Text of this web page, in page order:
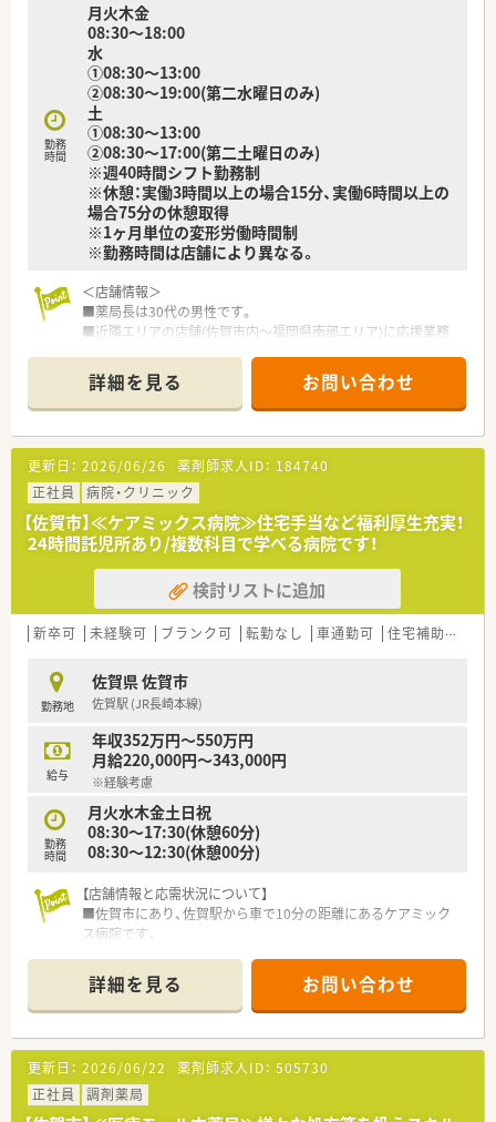
勤務
時間
月火木金
08:30～18:00
水
①08:30～13:00
②08:30～19:00(第二水曜日のみ)
土
①08:30～13:00
②08:30～17:00(第二土曜日のみ)
※週40時間シフト勤務制
※休憩：実働3時間以上の場合15分、実働6時間以上の
場合75分の休憩取得
※1ヶ月単位の変形労働時間制
※勤務時間は店舗により異なる。
＜店舗情報＞
■薬局長は30代の男性です。
■近隣エリアの店舗(佐賀市内～福岡県南部エリア)に応援業務
■残業はほぼありません。
■門前の小児科は2022年にOPENし、1日約30枚～多くて60枚の
処方箋がきています。
■早番や遅番などシフトを調整しており、原則週2日は終日お休
みが取れております。
■一類に関しての問い合わせがあった際に対応は必要ですが1日
1回あるかないか程度です。
■休憩は13:00～14:00に店舗が完全に閉まるためしっかり取れ
ます。
＜設備も充実＞
■監査システムなどの調剤設備も導入しており、リスクマネジ
メントも徹底しています。
機械化を進める事により、効率よいお仕事が可能となります。
＜研修制度＞
■充実した研修フォロー体制も好評です。
e-ラーニングの補助制度もあり資格取得に関しても
会社からのバックアップがございます。
＜法人特徴＞
■中国地方で業界最大規模のドラッグストア・調剤薬局を運営す
る企業です。
売上・利益・店舗数共に業界トップクラスです。
■年間で10店舗以上の新規出店を継続しており、
薬剤師の平均年齢は33歳です。
■調剤薬局部門では調剤業務（調剤・投薬・監査・在宅）がメイン
で、レジ打ちなどはありません。
■セルフメディケーションの支援として、医療・保険・福祉・マタ
ニティ等、様々なテーマで健康セミナーを年間130回以上開催し
■医療事務との業務分担を行い、薬剤師の業務負担軽減を行って
います。
■働き方改革に沿って、有給休暇消化が促進されています。
■残業については「サービス残業」はございません。
詳細を見る お問い合わせ
更新日： 2026/06/26 薬剤師求人ID： 184740
正社員
病院・クリニック
【佐賀市】≪ケアミックス病院≫住宅手当など福利厚生充実！
24時間託児所あり/複数科目で学べる病院です！
検討リストに追加
新卒可 未経験可 ブランク可 転勤なし 車通勤可 住宅補助(手当)あり
勤務地
佐賀県 佐賀市
佐賀駅 (JR長崎本線)
給与
年収352万円～550万円
月給220,000円～343,000円
※経験考慮
勤務
時間
月火水木金土日祝
08:30～17:30(休憩60分)
08:30～12:30(休憩00分)
【店舗情報と応需状況について】
■佐賀市にあり、佐賀駅から車で10分の距離にあるケアミック
ス病院です。
含め幅広い経験を積めます。
■薬剤師は常勤3名、パート1名の計4名体制で、協力しながら業
務に取り組んでいます。
【募集背景と求める人物像について】
■新卒の方や未経験者、ブランクのある方も歓迎しており、丁寧
に指導します。
■チームワークを大切にし、患者さんのために貢献したい方を求
詳細を見る お問い合わせ
更新日： 2026/06/22 薬剤師求人ID： 505730
正社員
調剤薬局